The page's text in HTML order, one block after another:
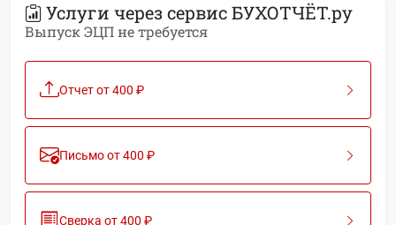
Услуги через сервис БУХОТЧЁТ.ру
Выпуск ЭЦП не требуется
Отчет от 400 ₽
Письмо от 400 ₽
Сверка от 400 ₽